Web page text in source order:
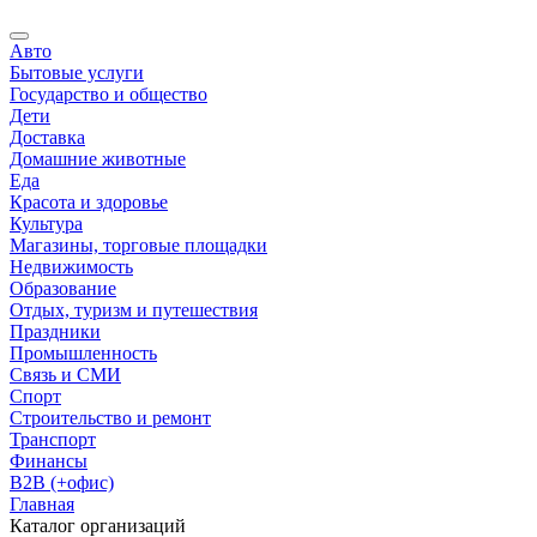
Авто
Бытовые услуги
Государство и общество
Дети
Доставка
Домашние животные
Еда
Красота и здоровье
Культура
Магазины, торговые площадки
Недвижимость
Образование
Отдых, туризм и путешествия
Праздники
Промышленность
Связь и СМИ
Спорт
Строительство и ремонт
Транспорт
Финансы
B2B (+офис)
Главная
Каталог организаций